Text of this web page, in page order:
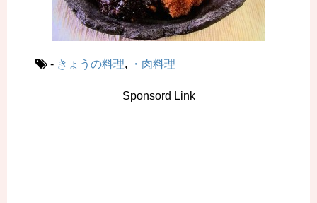
- きょうの料理, ・肉料理
Sponsord Link